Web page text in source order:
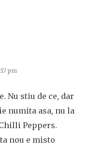
pm
Nu stiu de ce, dar
numita asa, nu la
Peppers.
nou e misto